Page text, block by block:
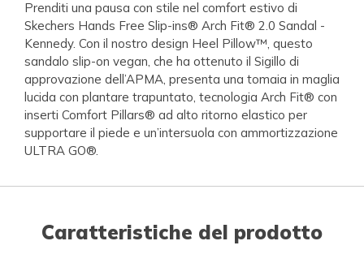
Prenditi una pausa con stile nel comfort estivo di
Skechers Hands Free Slip-ins® Arch Fit® 2.0 Sandal -
Kennedy. Con il nostro design Heel Pillow™, questo
sandalo slip-on vegan, che ha ottenuto il Sigillo di
approvazione dell’APMA, presenta una tomaia in maglia
lucida con plantare trapuntato, tecnologia Arch Fit® con
inserti Comfort Pillars® ad alto ritorno elastico per
supportare il piede e un’intersuola con ammortizzazione
ULTRA GO®.
Caratteristiche del prodotto